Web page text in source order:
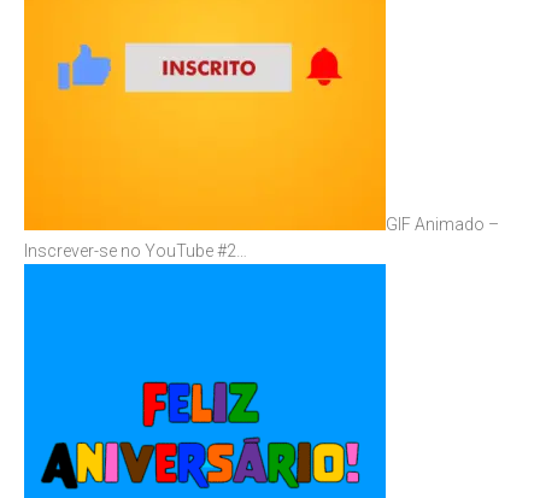
GIF Animado –
Inscrever-se no YouTube #2…